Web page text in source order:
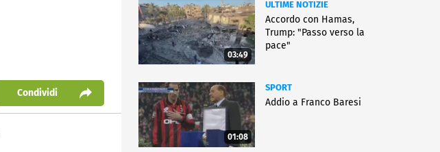
Condividi
03:49
ULTIME NOTIZIE
Accordo con Hamas,
Trump: "Passo verso la
pace"
01:08
SPORT
Addio a Franco Baresi